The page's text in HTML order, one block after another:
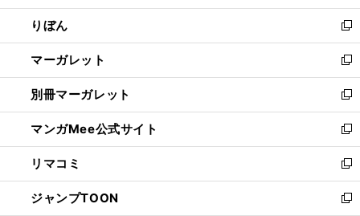
開
く
ウ
で
開
く
ン
ド
ウ
で
開
く
ウ
ィ
ン
ド
ウ
で
開
く
りぼん
新
し
い
ウ
ィ
ン
ド
ウ
で
開
く
マーガレット
新
し
い
ウ
ィ
ン
ド
ウ
で
別冊マーガレット
新
し
い
ウ
ィ
ン
ド
マンガMee公式サイト
新
し
い
ウ
ィ
リマコミ
新
し
い
ジャンプTOON
新